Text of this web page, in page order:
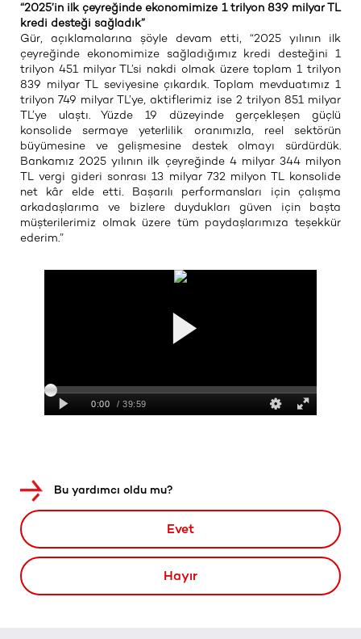
“2025’in ilk çeyreğinde ekonomimize 1 trilyon 839 milyar TL
kredi desteği sağladık”
Gür, açıklamalarına şöyle devam etti, “2025 yılının ilk
çeyreğinde ekonomimize sağladığımız kredi desteğini 1
trilyon 451 milyar TL’si nakdi olmak üzere toplam 1 trilyon
839 milyar TL seviyesine çıkardık. Toplam mevduatımız 1
trilyon 749 milyar TL’ye, aktiflerimiz ise 2 trilyon 851 milyar
TL’ye ulaştı. Yüzde 19 düzeyinde gerçekleşen güçlü
konsolide sermaye yeterlilik oranımızla, reel sektörün
büyümesine ve gelişmesine destek olmayı sürdürdük.
Bankamız 2025 yılının ilk çeyreğinde 4 milyar 344 milyon
TL vergi gideri sonrası 13 milyar 732 milyon TL konsolide
net kâr elde etti. Başarılı performansları için çalışma
arkadaşlarıma ve bizlere duydukları güven için başta
müşterilerimiz olmak üzere tüm paydaşlarımıza teşekkür
ederim.”
Bu yardımcı oldu mu?
Evet
Hayır